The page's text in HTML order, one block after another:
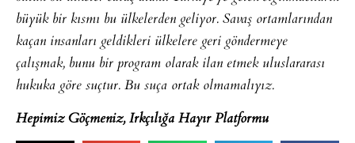
büyük bir kısmı bu ülkelerden geliyor. Savaş ortamlarından
kaçan insanları geldikleri ülkelere geri göndermeye
çalışmak, bunu bir program olarak ilan etmek uluslararası
hukuka göre suçtur. Bu suça ortak olmamalıyız.
Hepimiz Göçmeniz, Irkçılığa Hayır Platformu